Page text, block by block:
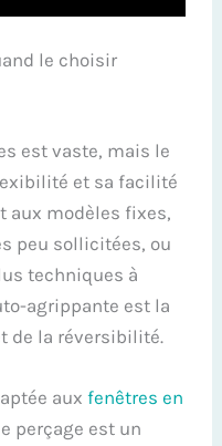
le choisir
est vaste, mais le
et sa facilité
aux modèles fixes,
peu sollicitées, ou
techniques à
agrippante est la
de la réversibilité.
auxfenêtres en
perçage est un